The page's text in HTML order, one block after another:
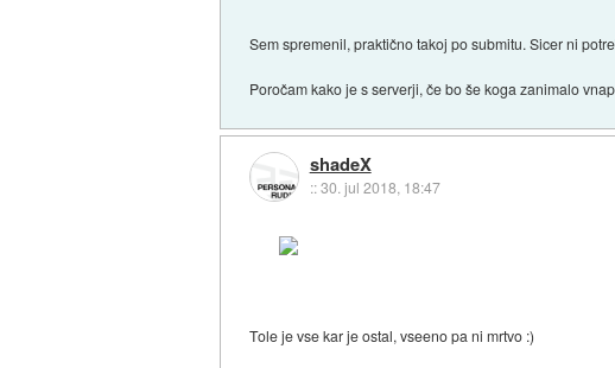
Sem spremenil, praktično takoj po submitu. Sicer ni
Poročam kako je s serverji, če bo še koga zanimalo
shadeX
::30. jul 2018, 18:47
Tole je vse kar je ostal, vseeno pa ni mrtvo :)